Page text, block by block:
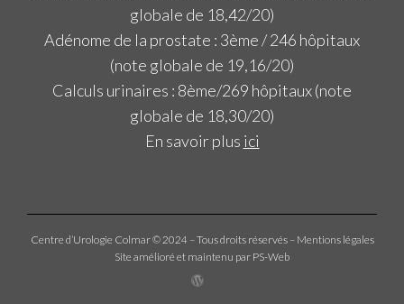
globale de 18,42/20)
Adénome de la prostate : 3ème / 246 hôpitaux
(note globale de 19,16/20)
Calculs urinaires : 8ème/269 hôpitaux (note
globale de 18,30/20)
En savoir plus ici
Centre d’Urologie Colmar © 2024 – Tous droits réservés – Mentions légales
Site amélioré et maintenu par PS-Web